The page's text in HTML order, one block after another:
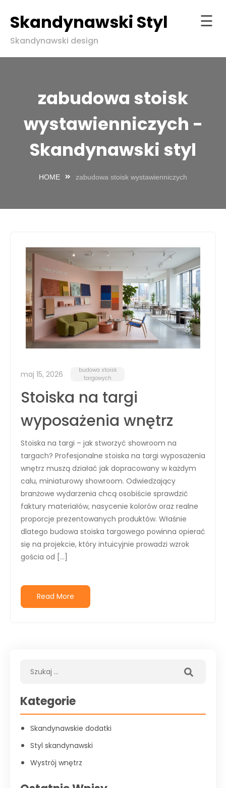
to
content
Skandynawski Styl
Skandynawski design
☰
zgodziezabudowa stoisk
wystawienniczych -
Skandynawski styl
HOME zabudowa stoisk wystawienniczych
maj 15, 2026
budowa stoisk
targowych
Stoiska na targi
wyposażenia wnętrz
Stoiska na targi – jak stworzyć showroom na
targach? Profesjonalne stoiska na targi wyposażenia
wnętrz muszą działać jak dopracowany w każdym
calu, miniaturowy showroom. Odwiedzający
branżowe wydarzenia chcą osobiście sprawdzić
faktury materiałów, nasycenie kolorów oraz realne
proporcje prezentowanych produktów. Właśnie
dlatego budowa stoiska targowego powinna opierać
się na projekcie, który intuicyjnie prowadzi wzrok
gościa od […]
Read More
Kategorie
Skandynawskie dodatki
Styl skandynawski
Wystrój wnętrz